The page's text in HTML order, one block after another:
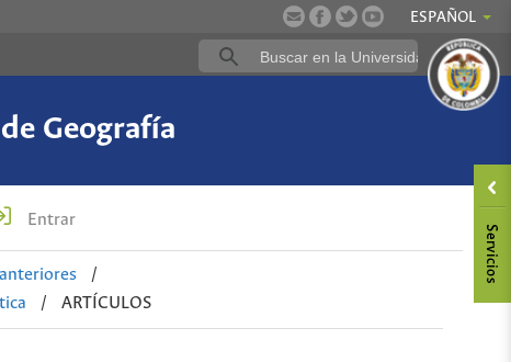
ESPAÑOL
Geografía
Entrar
/
/ ARTÍCULOS